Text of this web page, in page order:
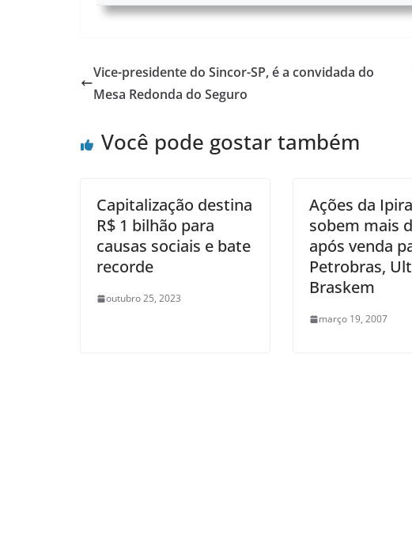
Vice-presidente do Sincor-SP, é a convidada do
Mesa Redonda do Seguro
Você pode gostar também
Capitalização destina
R$ 1 bilhão para
causas sociais e bate
recorde
outubro 25, 2023
Ações da
sobem mais
após venda
Petrobras,
Braskem
março 19, 2007